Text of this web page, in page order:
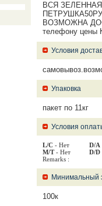
ВСЯ
ВОЗМОЖНА
телефону
Условия
Упаковка
пакет по 11кг
Условия
L/C - Нет D/A
M/T- Нет D/D
Remarks :
Минимальный
100к